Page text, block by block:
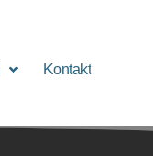
Kontakt